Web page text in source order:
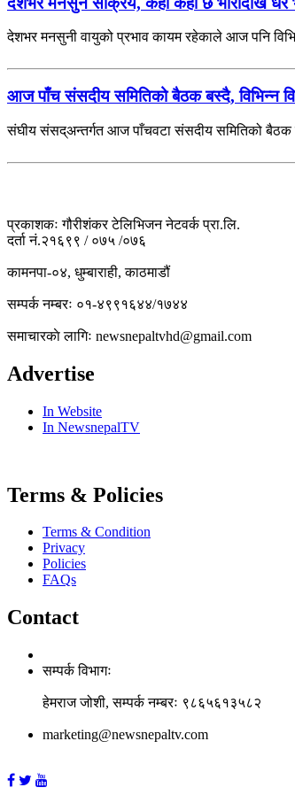
देशभर मनसुनी वायुको प्रभाव कायम रहेकाले आज पनि
आज पाँच संसदीय समितिको बैठक बस्दै, विभिन्न
संघीय संसद्अन्तर्गत आज पाँचवटा संसदीय समितिको बैठक
प्रकाशकः गौरीशंकर टेलिभिजन नेटवर्क प्रा.लि.
दर्ता नं.२१६९९ / ०७५ /०७६
कामनपा-०४, धुम्बाराही, काठमाडौं
सम्पर्क नम्बरः ०१-४९९१६४४/१७४४
समाचारकाे लागिः newsnepaltvhd@gmail.com
Advertise
In Website
In NewsnepalTV
Terms & Policies
Terms & Condition
Privacy
Policies
FAQs
Contact
सम्पर्क विभागः
हेमराज जोशी, सम्पर्क नम्बरः ९८६५६१३५८२
marketing@newsnepaltv.com